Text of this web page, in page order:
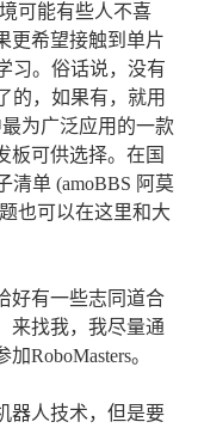
可能有些人不喜
更希望接触到单片
习。俗话说，没有
的，如果有，就用
为广泛应用的一款
板可供选择。在国
清单 (amoBBS 阿莫
也可以在这里和大
好有一些志同道合
来找我，我尽量通
RoboMasters。
器人技术，但是要